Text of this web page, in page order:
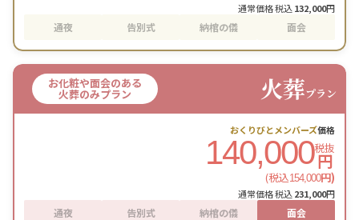
通常価格 税込132,000円
通夜 告別式 納棺の儀 面会
お化粧や面会のある
火葬のみプラン 火葬プラン
おくりびとメンバーズ価格
140,000税抜
円
(税込154,000円)
通常価格 税込231,000円
通夜 告別式 納棺の儀 面会